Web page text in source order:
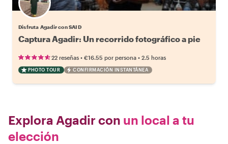
Disfruta Agadir con SAID
Captura Agadir: Un recorrido fotográfico a pie
22 reseñas • €16.55 por persona • 2.5 horas
PHOTO TOUR CONFIRMACIÓN INSTANTÁNEA
Explora Agadir con un local a tu
elección